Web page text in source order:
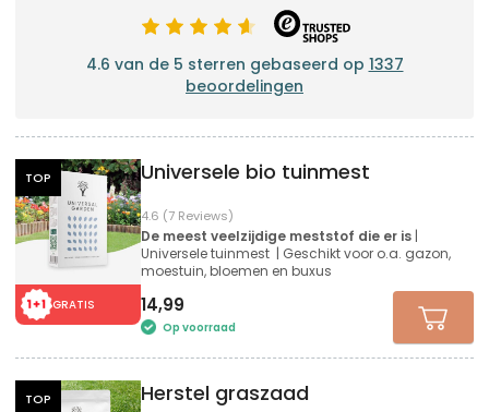
4.6 van de 5 sterren gebaseerd op 1337
beoordelingen
TOP
GRATIS
4.6 (7 Reviews)
Universele bio tuinmest
De meest veelzijdige meststof die er is |
Universele tuinmest | Geschikt voor o.a. gazon,
moestuin, bloemen en buxus
14,99
Op voorraad
TOP Herstel graszaad